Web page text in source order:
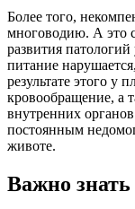
Более того,
многоводию. А это
развития
питание
результате этого у
кровообращение, а
внутренних
постоянным
животе.
Важно знать